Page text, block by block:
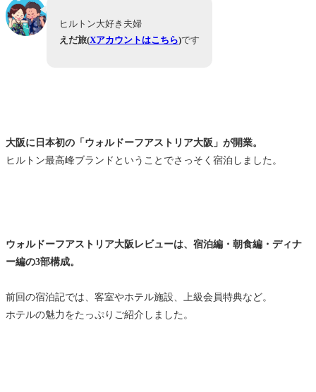
ヒルトン大好き夫婦
えだ旅(Xアカウントはこちら)です
大阪に日本初の「ウォルドーフアストリア大阪」が開業。
ヒルトン最高峰ブランドということでさっそく宿泊しました。
ウォルドーフアストリア大阪レビューは、宿泊編・朝食編・ディナ
ー編の3部構成。
前回の宿泊記では、客室やホテル施設、上級会員特典など。
ホテルの魅力をたっぷりご紹介しました。